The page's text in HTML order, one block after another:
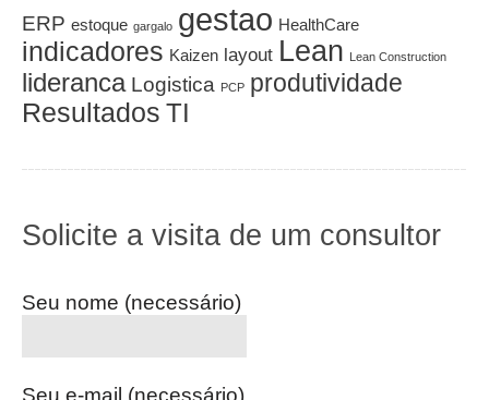
ERP estoque gargalo gestao HealthCare
indicadores Kaizen layout Lean Lean Construction
lideranca Logistica PCP produtividade
Resultados TI
Solicite a visita de um consultor
Seu nome (necessário)
Seu e-mail (necessário)